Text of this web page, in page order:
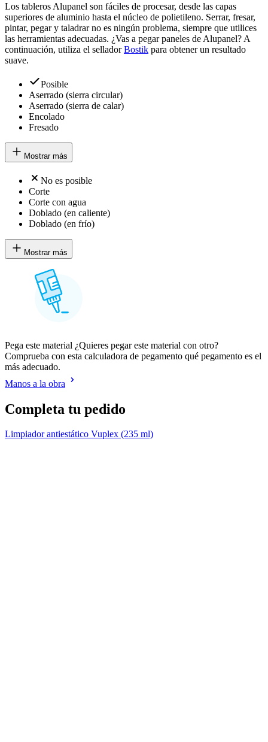
Los tableros Alupanel son fáciles de procesar, desde las capas
superiores de aluminio hasta el núcleo de polietileno. Serrar, fresar,
pintar, pegar y taladrar no es ningún problema, siempre que utilices
las herramientas adecuadas. ¿Vas a pegar paneles de Alupanel? A
continuación, utiliza el selladorBostik para obtener un resultado
suave.
Posible
Aserrado (sierra circular)
Aserrado (sierra de calar)
Encolado
Fresado
Mostrar más
No es posible
Corte
Corte con agua
Doblado (en caliente)
Doblado (en frío)
Mostrar más
Pega este material ¿Quieres pegar este material con otro?
Comprueba con esta calculadora de pegamento qué pegamento es el
más adecuado.
Manos a la obra
Completa tu pedido
Limpiador antiestático Vuplex (235 ml)